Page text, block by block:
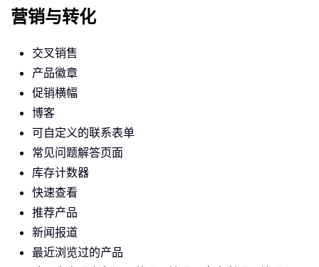
营销与转化
交叉销售
产品徽章
促销横幅
博客
可自定义的联系表单
常见问题解答页面
库存计数器
快速查看
推荐产品
新闻报道
最近浏览过的产品